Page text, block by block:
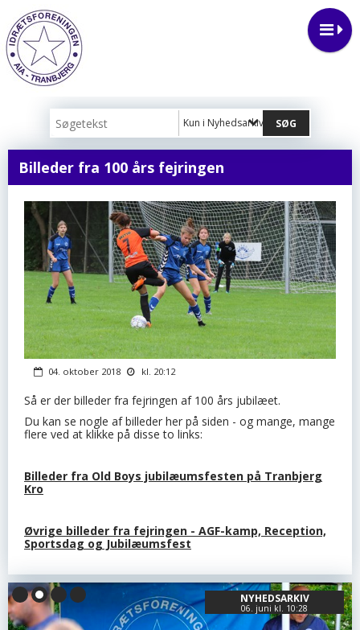
Kun i Nyhedsarkiv
Billeder fra 100 års fejringen
04. oktober 2018 kl. 20:12
Så er der billeder fra fejringen af 100 års jubilæet.
Du kan se nogle af billeder her på siden - og mange, mange
flere ved at klikke på disse to links:
Billeder fra Old Boys jubilæumsfesten på Tranbjerg
Kro
Øvrige billeder fra fejringen - AGF-kamp, Reception,
Sportsdag og Jubilæumsfest
NYHEDSARKIV
06. juni kl. 10:28